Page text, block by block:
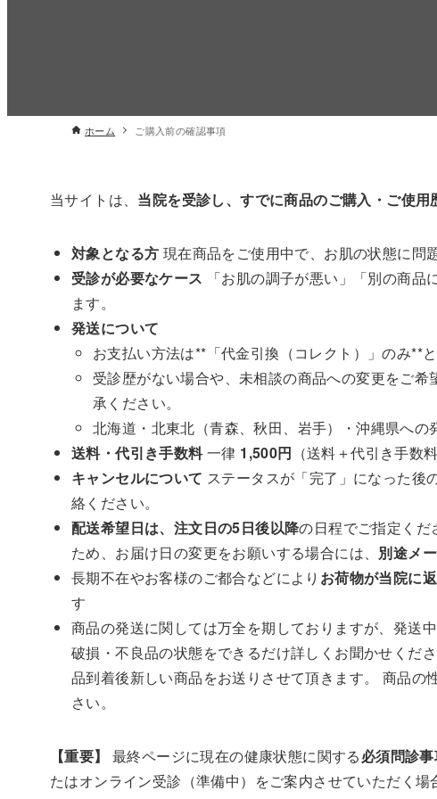
ホーム ご購入前の確認事項
当サイトは、 当院を受診し、すでに商品のご購入・ご使用
対象となる方 現在商品をご使用中で、お肌の状態に問
受診が必要なケース 「お肌の調子が悪い」「別の商
ます。
発送について
お支払い方法は**「代金引換（コレクト）」のみ**と
受診歴がない場合や、未相談の商品への変更をご
承ください。
北海道・北東北（青森、秋田、岩手）・沖縄県への
送料・代引き手数料一律 1,500円 （送料＋代引き手数
キャンセルについて ステータスが「完了」になった後
絡ください。
配送希望日は、注文日の5日後以降の日程でご指定く
ため、お届け日の変更をお願いする場合には、 別途メ
長期不在やお客様のご都合などにより お荷物が当院に
す
商品の発送に関しては万全を期しておりますが、発送
破損・不良品の状態をできるだけ詳しくお聞かせくださ
品到着後新しい商品をお送りさせて頂きます。 商品
さい。
【重要】 最終ページに現在の健康状態に関する必須問診
たはオンライン受診（準備中）をご案内させていただく場